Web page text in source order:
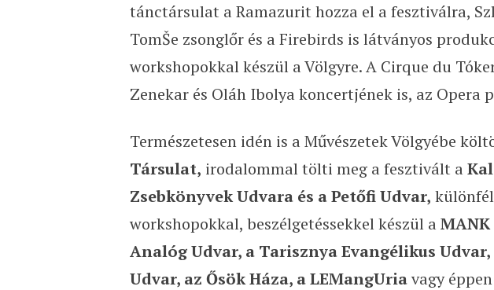
tánctársulat a Ramazurit hozza el a fesztiválra,
TomŠe zsonglőr és a Firebirds is látványos
workshopokkal készül a Völgyre. A Cirque du
Zenekar és Oláh Ibolya koncertjének is, az Opera
Természetesen idén is a Művészetek Völgyébe
Társulat, irodalommal tölti meg a fesztivált a
Zsebkönyvek Udvara és a Petőfi Udvar,
workshopokkal, beszélgetéssekkel készül a
Analóg Udvar, a Tarisznya Evangélikus
Udvar, az Ősök Háza, a LEMangUriavagy